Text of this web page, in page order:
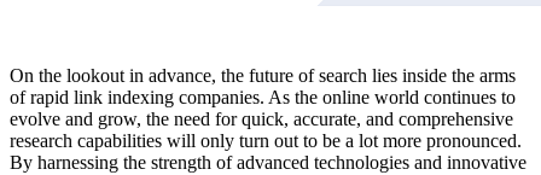
On the lookout in advance, the future of search lies inside the arms
of rapid link indexing companies. As the online world continues to
evolve and grow, the need for quick, accurate, and comprehensive
research capabilities will only turn out to be a lot more pronounced.
By harnessing the strength of advanced technologies and innovative